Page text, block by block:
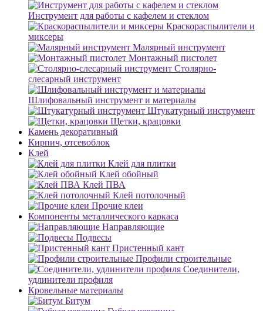
Инструмент для работы с кафелем и стеклом
Краскораспылители и
миксеры
Малярный инструмент
Монтажный пистолет
Столярно-
слесарный инструмент
Шлифовальный инструмент и материалы
Штукатурный инструмент
Щетки, крацовки
Камень декоративный
Кирпич, отсевоблок
Клей
Клей для плитки
Клей обойный
Клей ПВА
Клей потолочный
Прочие клеи
Компоненты металлического каркаса
Направляющие
Подвесы
Пристенный кант
Профили строительные
Соединители,
удлинители профиля
Кровельные материалы
Битум